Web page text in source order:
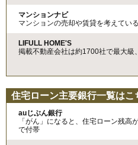
マンションナビ
マンションの売却や賃貸を考えてい
LIFULL HOME'S
掲載不動産会社は約1700社で最大級
住宅ローン主要銀行一覧はこ
auじぶん銀行
「がん」になると、住宅ローン残
で付帯